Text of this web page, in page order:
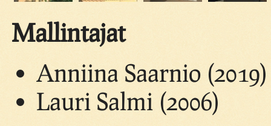
Mallintajat
Anniina Saarnio (2019)
Lauri Salmi (2006)